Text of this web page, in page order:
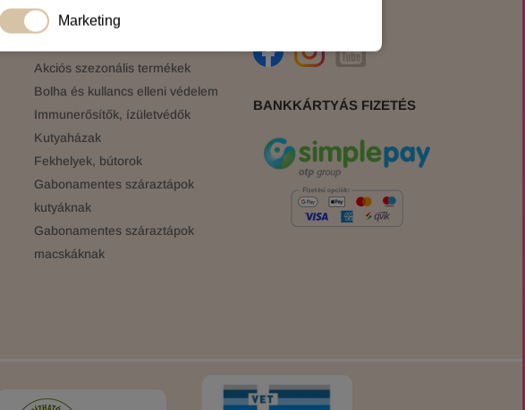
Marketing
KATEGÓRIÁK
Akciós szezonális termékek
Bolha és kullancs elleni védelem
Immunerősítők, ízületvédők
Kutyaházak
Fekhelyek, bútorok
Gabonamentes száraztápok
kutyáknak
Gabonamentes száraztápok
macskáknak
BANKKÁRTYÁS FIZETÉS